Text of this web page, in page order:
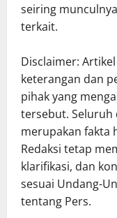
seiring
terkait.
Disclaimer:
keterangan dan
pihak yang
tersebut. Seluruh
merupakan fakta
Redaksi tetap
klarifikasi, dan
sesuai Undang-
tentang Pers.